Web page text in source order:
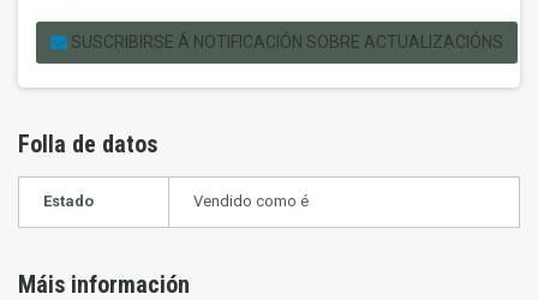
SUSCRIBIRSE Á NOTIFICACIÓN SOBRE ACTUALIZACIÓNS
Folla de datos
Estado Vendido como é
Máis información